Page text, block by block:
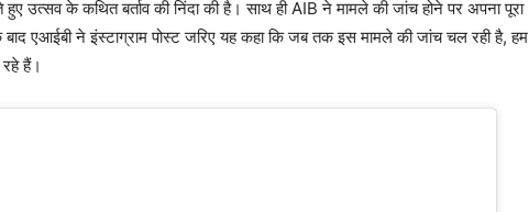
उत्सव के कथित बर्ताव की निंदा की है। साथ ही AIB ने मामले की जांच होने पर अपना पूरा
एआईबी ने इंस्टाग्राम पोस्ट जरिए यह कहा कि जब तक इस मामले की जांच चल रही है, हम
हैं।